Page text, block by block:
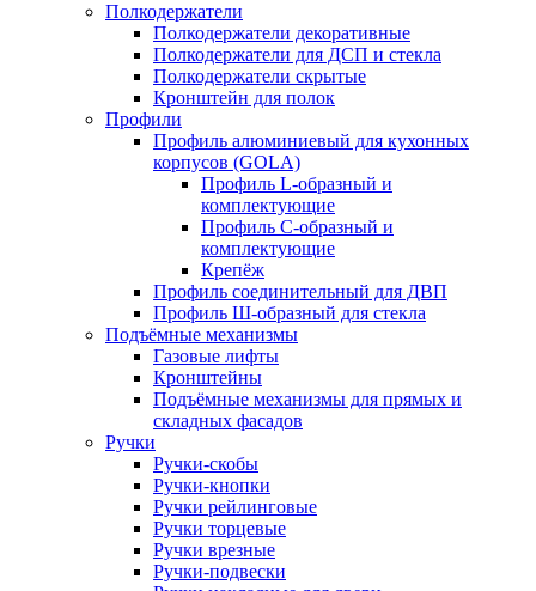
Полкодержатели
Полкодержатели декоративные
Полкодержатели для ДСП и стекла
Полкодержатели скрытые
Кронштейн для полок
Профили
Профиль алюминиевый для кухонных
корпусов (GOLA)
Профиль L-образный и
комплектующие
Профиль C-образный и
комплектующие
Крепёж
Профиль соединительный для ДВП
Профиль Ш-образный для стекла
Подъёмные механизмы
Газовые лифты
Кронштейны
Подъёмные механизмы для прямых и
складных фасадов
Ручки
Ручки-скобы
Ручки-кнопки
Ручки рейлинговые
Ручки торцевые
Ручки врезные
Ручки-подвески